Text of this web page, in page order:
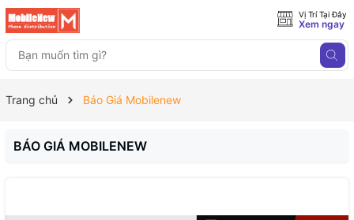
Vị Trí Tại Đây
Xem ngay
Trang chủ Báo Giá Mobilenew
BÁO GIÁ MOBILENEW